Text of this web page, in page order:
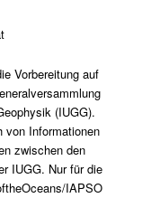
Vorbereitung auf
(IUGG).
von Informationen
zwischen den
IUGG. Nur für die
IAPSO